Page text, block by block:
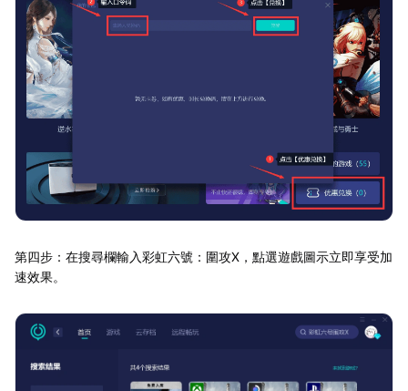
第四步：在搜尋欄輸入彩虹六號：圍攻X，點選遊戲圖示立即享受加
速效果。